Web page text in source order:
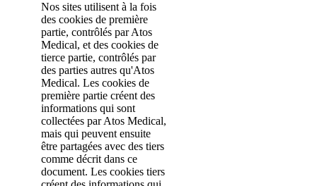
Nos sites utilisent à la fois
des cookies de première
partie, contrôlés par Atos
Medical, et des cookies de
tierce partie, contrôlés par
des parties autres qu'Atos
Medical. Les cookies de
première partie créent des
informations qui sont
collectées par Atos Medical,
mais qui peuvent ensuite
être partagées avec des tiers
comme décrit dans ce
document. Les cookies tiers